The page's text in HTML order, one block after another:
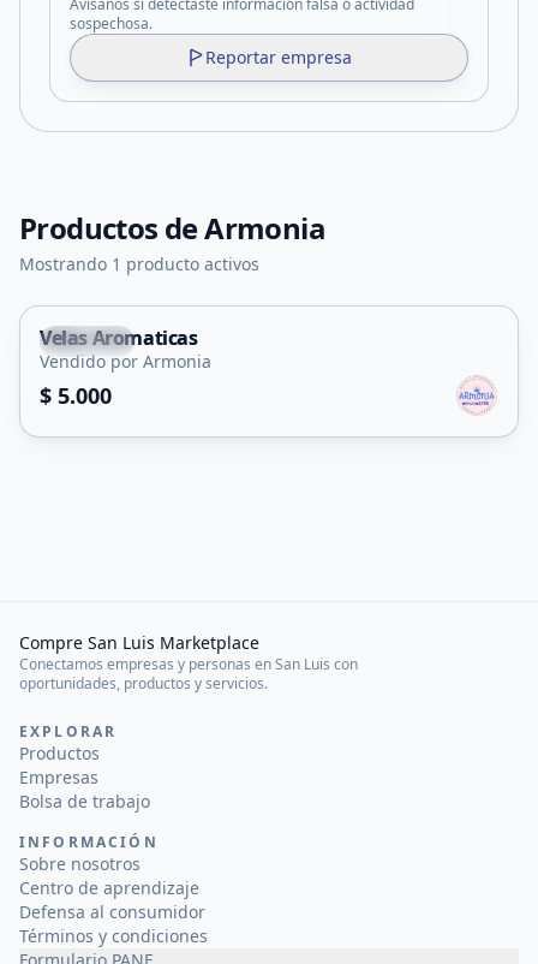
Avisanos si detectaste información falsa o actividad
sospechosa.
Reportar empresa
Productos deArmonia
Mostrando 1 producto activos
Capital
Velas Aromaticas
Vendido por Armonia
$ 5.000
Compre San Luis Marketplace
Conectamos empresas y personas en San Luis con
oportunidades, productos y servicios.
EXPLORAR
Productos
Empresas
Bolsa de trabajo
INFORMACIÓN
Sobre nosotros
Centro de aprendizaje
Defensa al consumidor
Términos y condiciones